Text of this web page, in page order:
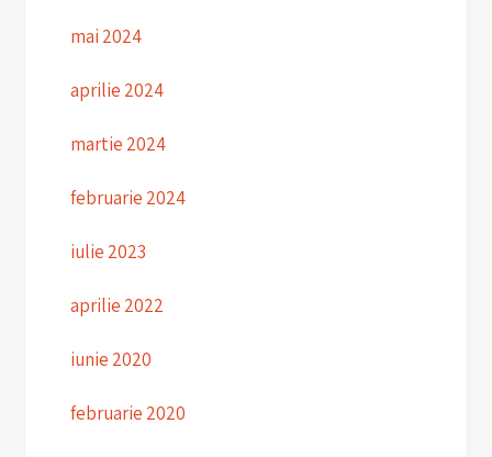
mai 2024
aprilie 2024
martie 2024
februarie 2024
iulie 2023
aprilie 2022
iunie 2020
februarie 2020